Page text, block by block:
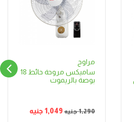
مراوح
ساميكس مروحة حائط 18
بوصة بالريموت
1,290جنيه 1,049جنيه